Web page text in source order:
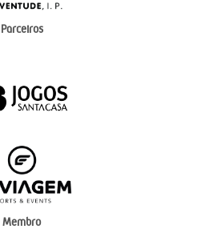
Parceiros
Membro